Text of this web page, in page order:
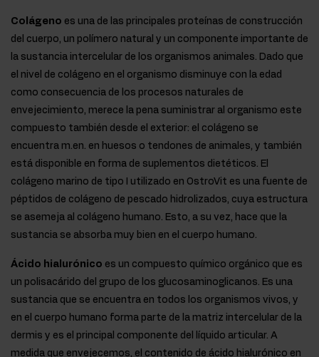
Colágeno es una de las principales proteínas de construcción
del cuerpo, un polímero natural y un componente importante de
la sustancia intercelular de los organismos animales. Dado que
el nivel de colágeno en el organismo disminuye con la edad
como consecuencia de los procesos naturales de
envejecimiento, merece la pena suministrar al organismo este
compuesto también desde el exterior: el colágeno se
encuentra m.en. en huesos o tendones de animales, y también
está disponible en forma de suplementos dietéticos. El
colágeno marino de tipo I utilizado en OstroVit es una fuente de
péptidos de colágeno de pescado hidrolizados, cuya estructura
se asemeja al colágeno humano. Esto, a su vez, hace que la
sustancia se absorba muy bien en el cuerpo humano.
Ácido hialurónico es un compuesto químico orgánico que es
un polisacárido del grupo de los glucosaminoglicanos. Es una
sustancia que se encuentra en todos los organismos vivos, y
en el cuerpo humano forma parte de la matriz intercelular de la
dermis y es el principal componente del líquido articular. A
medida que envejecemos, el contenido de ácido hialurónico en